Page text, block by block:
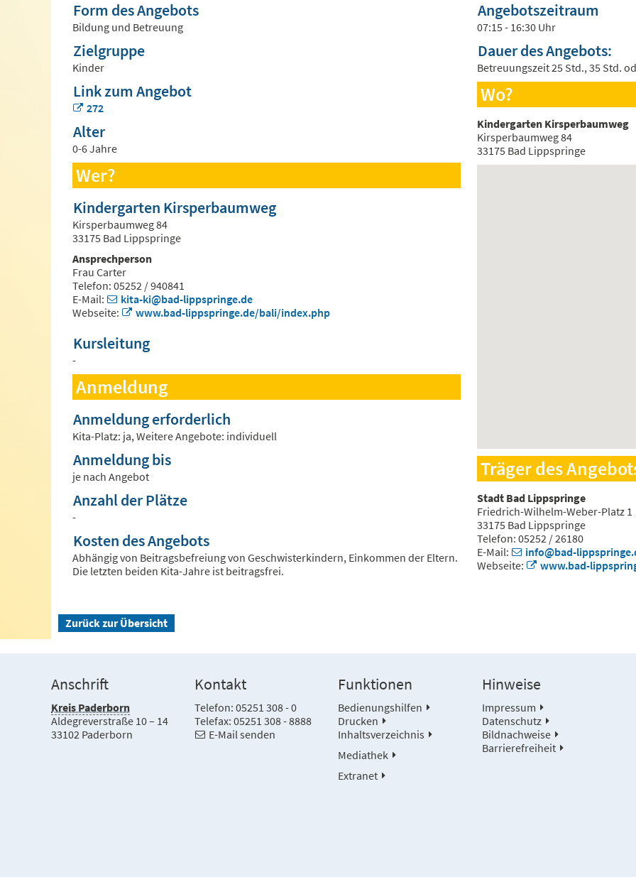
Form des Angebots
Bildung und Betreuung
Zielgruppe
Kinder
Link zum Angebot
272
Alter
0-6 Jahre
Wer?
Kindergarten Kirsperbaumweg
Kirsperbaumweg 84
33175 Bad Lippspringe
Ansprechperson
Frau Carter
Telefon: 05252 / 940841
E-Mail:
kita-ki@bad-lippspringe.de
Webseite:
www.bad-lippspringe.de/bali/index.php
Kursleitung
-
Anmeldung
Anmeldung erforderlich
Kita-Platz: ja, Weitere Angebote: individuell
Anmeldung bis
je nach Angebot
Anzahl der Plätze
-
Kosten des Angebots
Abhängig von Beitragsbefreiung von Geschwisterkindern, Einkommen der Eltern.
Die letzten beiden Kita-Jahre ist beitragsfrei.
Angebotszeitraum
07:15 - 16:30 Uhr
Dauer des Angebots:
Betreuungszeit 25 Std., 35 Std.
Wo?
Kindergarten Kirsperbaumweg
Kirsperbaumweg 84
33175 Bad Lippspringe
Träger des
Stadt Bad Lippspringe
Friedrich-Wilhelm-Weber-Platz 1
33175 Bad Lippspringe
Telefon: 05252 / 26180
E-Mail:
info@bad-
Webseite:
www.bad-
Zurück zur Übersicht
Anschrift
Kreis Paderborn
Aldegreverstraße 10 – 14
33102 Paderborn
Kontakt
Telefon: 05251 308 - 0
Telefax: 05251 308 - 8888
E-Mail senden
Funktionen
Bedienungshilfen
Drucken
Inhaltsverzeichnis
Mediathek
Extranet
Hinweise
Impressum
Datenschutz
Bildnachweise
Barrierefreiheit